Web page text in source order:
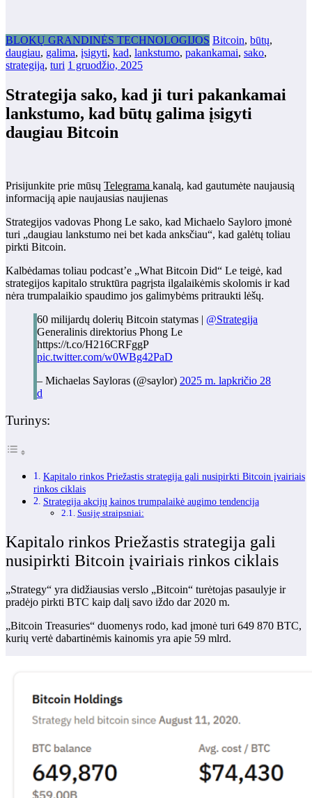
BLOKŲ GRANDINĖS TECHNOLOGIJOS Bitcoin, būtų,
daugiau, galima, įsigyti, kad, lankstumo, pakankamai, sako,
strategiją, turi 1 gruodžio, 2025
Strategija sako, kad ji turi pakankamai
lankstumo, kad būtų galima įsigyti
daugiau Bitcoin
Prisijunkite prie mūsų Telegrama kanalą, kad gautumėte naujausią
informaciją apie naujausias naujienas
Strategijos vadovas Phong Le sako, kad Michaelo Sayloro įmonė
turi „daugiau lankstumo nei bet kada anksčiau“, kad galėtų toliau
pirkti Bitcoin.
Kalbėdamas toliau podcast’e „What Bitcoin Did“ Le teigė, kad
strategijos kapitalo struktūra pagrįsta ilgalaikėmis skolomis ir kad
nėra trumpalaikio spaudimo jos galimybėms pritraukti lėšų.
60 milijardų dolerių Bitcoin statymas | @Strategija
Generalinis direktorius Phong Le
https://t.co/H216CRFggP
pic.twitter.com/w0WBg42PaD
– Michaelas Sayloras (@saylor) 2025 m. lapkričio 28
d
Turinys:
Kapitalo rinkos Priežastis strategija gali nusipirkti Bitcoin įvairiais
rinkos ciklais
Strategija akcijų kainos trumpalaikė augimo tendencija
Susiję straipsniai:
Kapitalo rinkos Priežastis strategija gali
nusipirkti Bitcoin įvairiais rinkos ciklais
„Strategy“ yra didžiausias verslo „Bitcoin“ turėtojas pasaulyje ir
pradėjo pirkti BTC kaip dalį savo iždo dar 2020 m.
„Bitcoin Treasuries“ duomenys rodo, kad įmonė turi 649 870 BTC,
kurių vertė dabartinėmis kainomis yra apie 59 mlrd.